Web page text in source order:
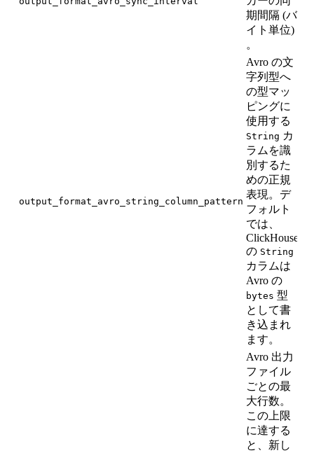
期間隔 (バ
イト単位)
。
output_format_avro_string_column_pattern
Avro の文
字列型へ
の型マッ
ピングに
使用する
String カ
ラムを識
別するた
めの正規
表現。デ
フォルト
では、
ClickHouse
の String
カラムは
Avro の
bytes 型
として書
き込まれ
ます。
Avro 出力
ファイル
ごとの最
大行数。
この上限
に達する
と、新し